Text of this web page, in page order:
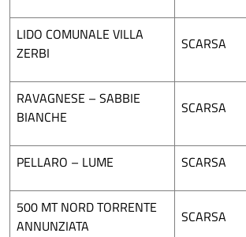
LIDO COMUNALE VILLA
ZERBI
SCARSA
RAVAGNESE – SABBIE
BIANCHE
SCARSA
PELLARO – LUME SCARSA
500 MT NORD TORRENTE
ANNUNZIATA
SCARSA